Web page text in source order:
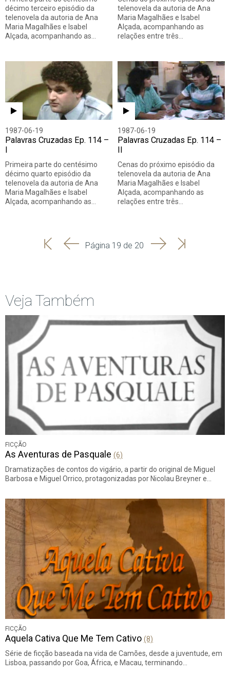
décimo terceiro episódio da
telenovela da autoria de Ana
Maria Magalhães e Isabel
Alçada, acompanhando as…
telenovela da autoria de Ana
Maria Magalhães e Isabel
Alçada, acompanhando as
relações entre três…
1987-06-19
Palavras Cruzadas Ep. 114 –
I
Primeira parte do centésimo
décimo quarto episódio da
telenovela da autoria de Ana
Maria Magalhães e Isabel
Alçada, acompanhando as…
1987-06-19
Palavras Cruzadas Ep. 114 –
II
Cenas do próximo episódio da
telenovela da autoria de Ana
Maria Magalhães e Isabel
Alçada, acompanhando as
relações entre três…
'
'
Página 19 de 20 SeguinteÚltima
Veja Também
FICÇÃO
As Aventuras de Pasquale (6)
Dramatizações de contos do vigário, a partir do original de Miguel
Barbosa e Miguel Orrico, protagonizadas por Nicolau Breyner e…
FICÇÃO
Aquela Cativa Que Me Tem Cativo (8)
Série de ficção baseada na vida de Camões, desde a juventude, em
Lisboa, passando por Goa, África, e Macau, terminando…